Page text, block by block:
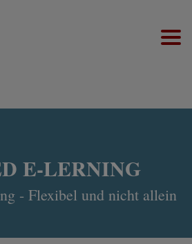
E-LERNING
- Flexibel und nicht allein